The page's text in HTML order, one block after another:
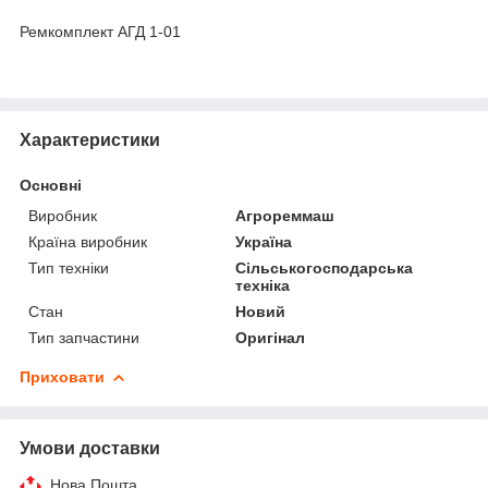
Ремкомплект АГД 1-01
Характеристики
Основні
Виробник
Агрореммаш
Країна виробник
Україна
Тип техніки
Сільськогосподарська
техніка
Стан
Новий
Тип запчастини
Оригінал
Приховати
Умови доставки
Нова Пошта